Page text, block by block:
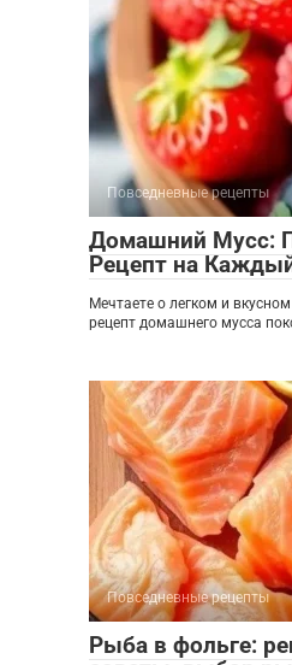
Повседневные рецепты
Домашний Мусс:
Рецепт на
Мечтаете о легком и
рецепт домашнего мусса
Повседневные рецепты
Рыба в фольге: